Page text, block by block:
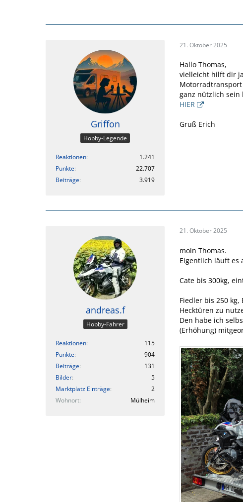
Griffon
Hobby-Legende
Reaktionen
1.241
Punkte
22.707
Beiträge
3.919
21. Oktober 2025
Hallo Thomas,
vielleicht hilft dir
ganz nützlich sein
HIER
Gruß Erich
andreas.f
Hobby-Fahrer
Reaktionen
115
Punkte
904
Beiträge
131
Bilder
5
Marktplatz Einträge
2
Wohnort
Mülheim
21. Oktober 2025
moin Thomas.
Eigentlich läuft es
Cate bis 300kg,
Fiedler bis 250
Hecktüren zu
Den habe ich
(Erhöhung)